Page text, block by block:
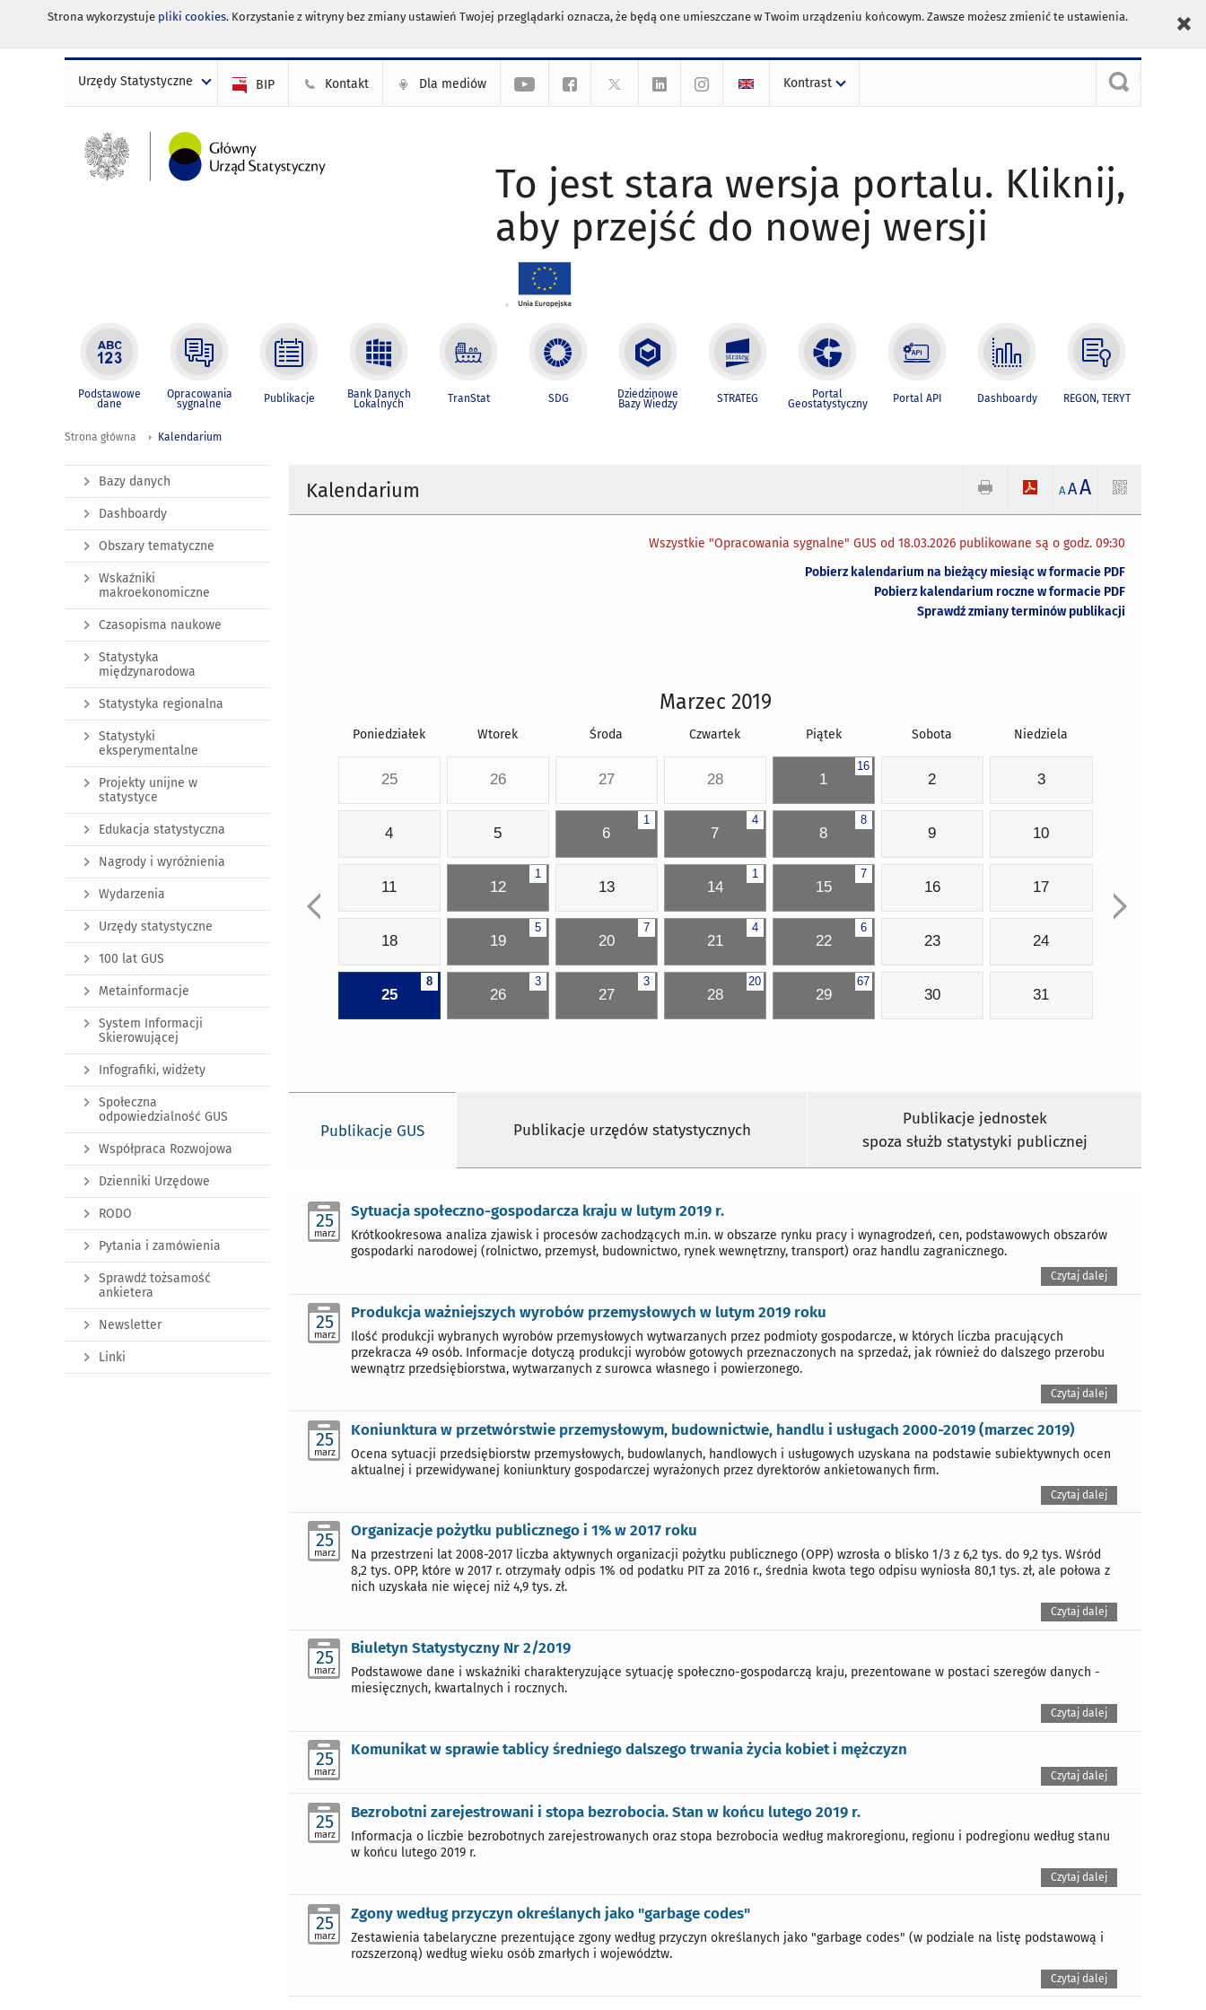
Strona wykorzystuje pliki cookies. Korzystanie z witryny bez zmiany ustawień Twojej przeglądarki oznacza, że będą one umieszczane w Twoim urządzeniu końcowym. Zawsze możesz zmienić te ustawienia.
Urzędy Statystyczne BIP Kontakt Dla mediów Kontrast
To jest stara wersja portalu. Kliknij,
aby przejść do nowej wersji
Podstawowe
dane
Opracowania
sygnalne Publikacje Bank Danych
Lokalnych TranStat SDG Dziedzinowe
Bazy Wiedzy STRATEG Portal
Geostatystyczny Portal API Dashboardy REGON, TERYT
Strona główna Kalendarium
Kalendarium A AA
Wszystkie "Opracowania sygnalne" GUS od 18.03.2026 publikowane są o godz. 09:30
Pobierz kalendarium na bieżący miesiąc w formacie PDF
Pobierz kalendarium roczne w formacie PDF
Sprawdź zmiany terminów publikacji
Marzec 2019
Poniedziałek Wtorek Środa Czwartek Piątek Sobota Niedziela
25 26 27 28
16
1 2 3
4 5
1
6
4
7
8
8 9 10
11
1
12 13
1
14
7
15 16 17
18
5
19
7
20
4
21
6
22 23 24
8
25
3
26
3
27
20
28
67
29 30 31
Publikacje GUS Publikacje urzędów statystycznych
Publikacje jednostek
spoza służb statystyki publicznej
25
marz
Sytuacja społeczno-gospodarcza kraju w lutym 2019 r.
Krótkookresowa analiza zjawisk i procesów zachodzących m.in. w obszarze rynku pracy i wynagrodzeń, cen, podstawowych obszarów
gospodarki narodowej (rolnictwo, przemysł, budownictwo, rynek wewnętrzny, transport) oraz handlu zagranicznego.
Czytaj dalej
25
marz
Produkcja ważniejszych wyrobów przemysłowych w lutym 2019 roku
Ilość produkcji wybranych wyrobów przemysłowych wytwarzanych przez podmioty gospodarcze, w których liczba pracujących
przekracza 49 osób. Informacje dotyczą produkcji wyrobów gotowych przeznaczonych na sprzedaż, jak również do dalszego przerobu
wewnątrz przedsiębiorstwa, wytwarzanych z surowca własnego i powierzonego.
Czytaj dalej
25
marz
Koniunktura w przetwórstwie przemysłowym, budownictwie, handlu i usługach 2000-2019 (marzec 2019)
Ocena sytuacji przedsiębiorstw przemysłowych, budowlanych, handlowych i usługowych uzyskana na podstawie subiektywnych ocen
aktualnej i przewidywanej koniunktury gospodarczej wyrażonych przez dyrektorów ankietowanych firm.
Czytaj dalej
25
marz
Organizacje pożytku publicznego i 1% w 2017 roku
Na przestrzeni lat 2008-2017 liczba aktywnych organizacji pożytku publicznego (OPP) wzrosła o blisko 1/3 z 6,2 tys. do 9,2 tys. Wśród
8,2 tys. OPP, które w 2017 r. otrzymały odpis 1% od podatku PIT za 2016 r., średnia kwota tego odpisu wyniosła 80,1 tys. zł, ale połowa z
nich uzyskała nie więcej niż 4,9 tys. zł.
Czytaj dalej
25
marz
Biuletyn Statystyczny Nr 2/2019
Podstawowe dane i wskaźniki charakteryzujące sytuację społeczno-gospodarczą kraju, prezentowane w postaci szeregów danych -
miesięcznych, kwartalnych i rocznych.
Czytaj dalej
25
marz
Komunikat w sprawie tablicy średniego dalszego trwania życia kobiet i mężczyzn
Czytaj dalej
25
marz
Bezrobotni zarejestrowani i stopa bezrobocia. Stan w końcu lutego 2019 r.
Informacja o liczbie bezrobotnych zarejestrowanych oraz stopa bezrobocia według makroregionu, regionu i podregionu według stanu
w końcu lutego 2019 r.
Czytaj dalej
25
marz
Zgony według przyczyn określanych jako "garbage codes"
Zestawienia tabelaryczne prezentujące zgony według przyczyn określanych jako "garbage codes" (w podziale na listę podstawową i
rozszerzoną) według wieku osób zmarłych i województw.
Czytaj dalej
Bazy danych
Dashboardy
Obszary tematyczne
Wskaźniki
makroekonomiczne
Czasopisma naukowe
Statystyka
międzynarodowa
Statystyka regionalna
Statystyki
eksperymentalne
Projekty unijne w
statystyce
Edukacja statystyczna
Nagrody i wyróżnienia
Wydarzenia
Urzędy statystyczne
100 lat GUS
Metainformacje
System Informacji
Skierowującej
Infografiki, widżety
Społeczna
odpowiedzialność GUS
Współpraca Rozwojowa
Dzienniki Urzędowe
RODO
Pytania i zamówienia
Sprawdź tożsamość
ankietera
Newsletter
Linki